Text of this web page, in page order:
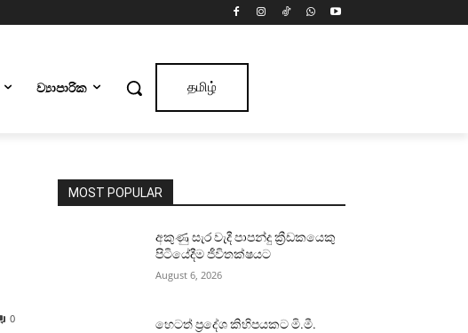
ව්‍යාපාරික தமிழ்
0
MOST POPULAR
අකුණු සැර වැදී පාපන්දු ක්‍රීඩකයෙකු
පිටියේදීම ජීවිතක්ෂයට
August 6, 2026
හෙටත් ප්‍රදේශ කිහිපයකට මි.මී.